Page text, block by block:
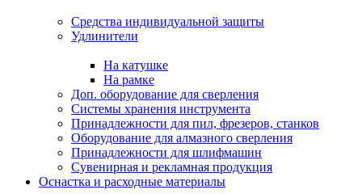
Средства индивидуальной защиты
Удлинители
На катушке
На рамке
Доп. оборудование для сверления
Системы хранения инструмента
Принадлежности для пил, фрезеров, станков
Оборудование для алмазного сверления
Принадлежности для шлифмашин
Сувенирная и рекламная продукция
Оснастка и расходные материалы